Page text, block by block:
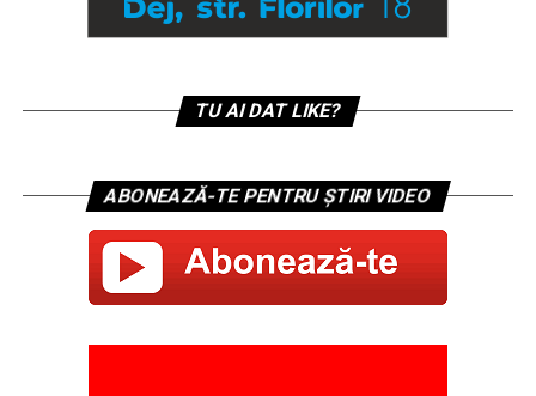
TU AI DAT LIKE?
ABONEAZĂ-TE PENTRU ȘTIRI VIDEO